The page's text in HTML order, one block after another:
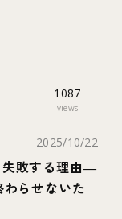
1087
views
2025/10/22
失敗する理由―
らせないた